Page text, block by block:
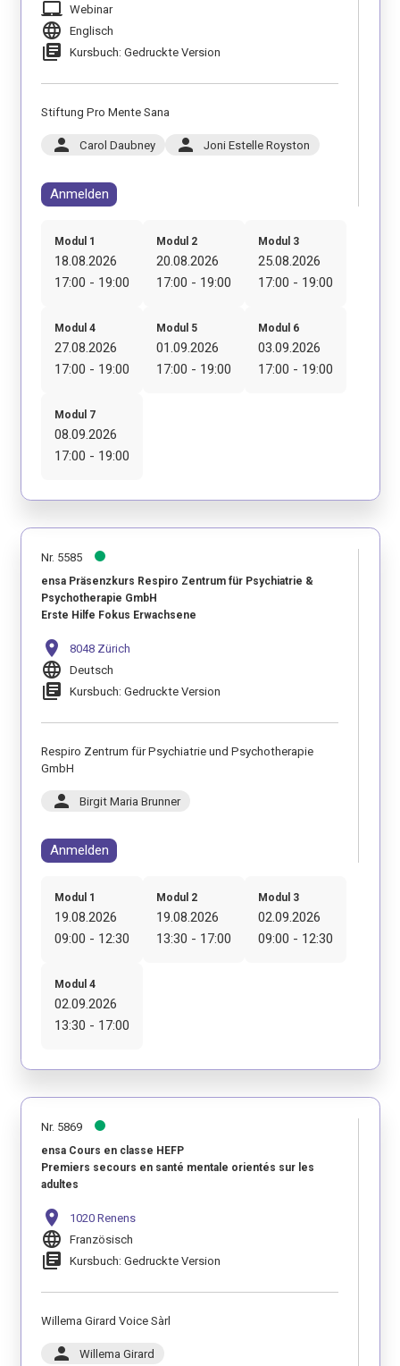
laptop_mac Webinar
language Englisch
library_books Kursbuch: Gedruckte Version
Stiftung Pro Mente Sana
person Carol Daubney person Joni Estelle Royston
Anmelden
Modul 1
18.08.2026
17:00 - 19:00
Modul 2
20.08.2026
17:00 - 19:00
Modul 3
25.08.2026
17:00 - 19:00
Modul 4
27.08.2026
17:00 - 19:00
Modul 5
01.09.2026
17:00 - 19:00
Modul 6
03.09.2026
17:00 - 19:00
Modul 7
08.09.2026
17:00 - 19:00
Nr. 5585
ensa Präsenzkurs Respiro Zentrum für Psychiatrie &
Psychotherapie GmbH
Erste Hilfe Fokus Erwachsene
location_on 8048 Zürich
language Deutsch
library_books Kursbuch: Gedruckte Version
Respiro Zentrum für Psychiatrie und Psychotherapie
GmbH
person Birgit Maria Brunner
Anmelden
Modul 1
19.08.2026
09:00 - 12:30
Modul 2
19.08.2026
13:30 - 17:00
Modul 3
02.09.2026
09:00 - 12:30
Modul 4
02.09.2026
13:30 - 17:00
Nr. 5869
ensa Cours en classe HEFP
Premiers secours en santé mentale orientés sur les
adultes
location_on 1020 Renens
language Französisch
library_books Kursbuch: Gedruckte Version
Willema Girard Voice Sàrl
person Willema Girard